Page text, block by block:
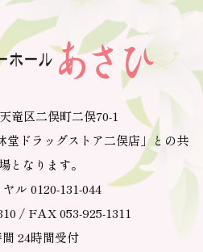
竜区二俣町二俣70-1
堂ドラッグストア二俣店」との共
となります。
ヤル 0120-131-044
/ FAX 053-925-1311
間 24時間受付